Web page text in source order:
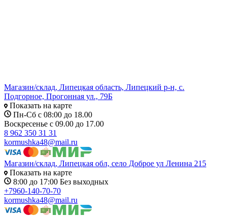
Магазин/склад, Липецкая область, Липецкий р-н, с.
Подгорное, Прогонная ул., 79Б
Показать на карте
Пн-Сб с 08:00 до 18.00
Воскресенье с 09.00 до 17.00
8 962 350 31 31
kormushka48@mail.ru
Магазин/склад, Липецкая обл, село Доброе ул Ленина 215
Показать на карте
8:00 до 17:00 Без выходных
+7960-140-70-70
kormushka48@mail.ru